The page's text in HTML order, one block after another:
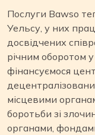
Послуги Bawso
Уельсу, у них
досвідчених
річним оборотом
фінансуємося
місцевими
боротьби зі
органами,